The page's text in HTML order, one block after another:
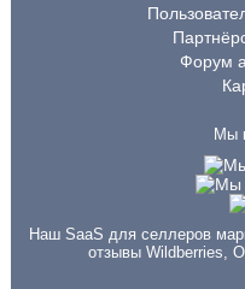
Форум
Мы
Наш SaaS для селлеров
отзывы Wildberries,